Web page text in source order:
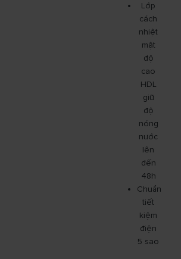
Lớp
cách
nhiệt
mật
độ
cao
HDL
giữ
độ
nóng
nước
lên
đến
48h
Chuẩn
tiết
kiệm
điện
5 sao